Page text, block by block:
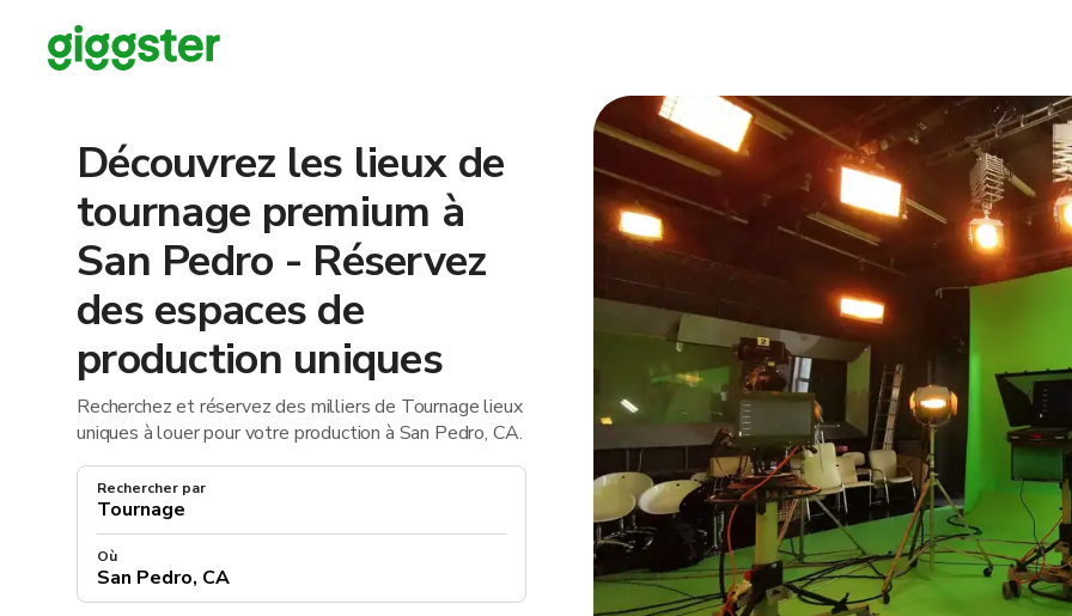
Découvrez les lieux de
tournage premium à
San Pedro - Réservez
des espaces de
production uniques
Recherchez et réservez des milliers de Tournage lieux
uniques à louer pour votre production à San Pedro, CA.
Rechercher par
Où